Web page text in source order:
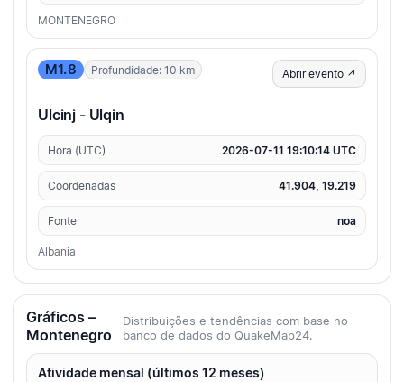
MONTENEGRO
M1.8 Profundidade: 10 km Abrir evento ↗
Ulcinj - Ulqin
Hora (UTC) 2026-07-11 19:10:14 UTC
Coordenadas 41.904, 19.219
Fonte noa
Albania
Gráficos –
Montenegro
Distribuições e tendências com base no
banco de dados do QuakeMap24.
Atividade mensal (últimos 12 meses)